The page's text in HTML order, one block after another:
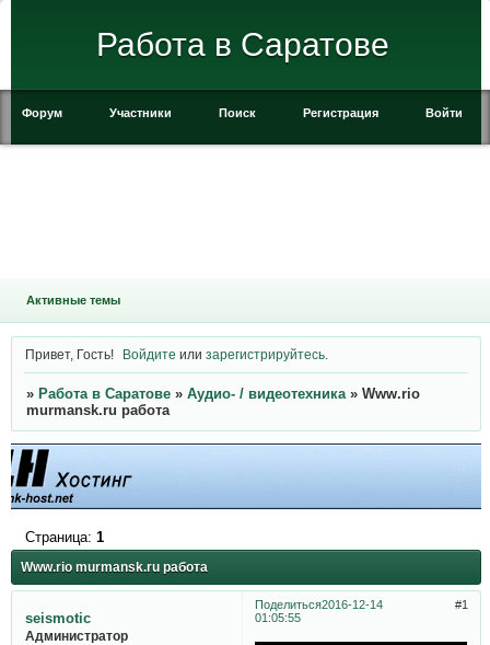
Работа в Саратове
Форум Участники Поиск Регистрация Войти
Активные темы
Привет, Гость! Войдите илизарегистрируйтесь
» Работа в Саратове » Аудио- / видеотехника » Www.rio
murmansk.ru работа
Www.rio murmansk.ru работа
Страница: 1
Поделиться 1
2016-12-14
01:05:55
seismotic
Администратор